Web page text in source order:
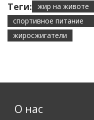
Теги: жир на животе
спортивное питание
жиросжигатели
О нас